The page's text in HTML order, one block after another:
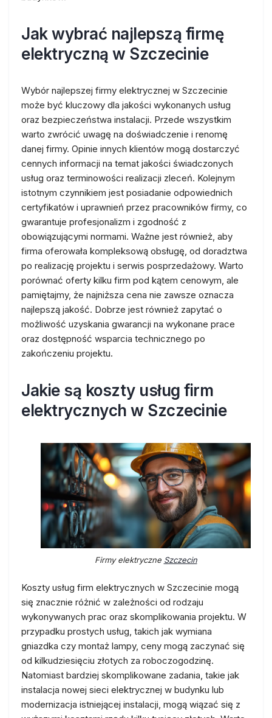
Jak wybrać najlepszą firmę
elektryczną w Szczecinie
Wybór najlepszej firmy elektrycznej w Szczecinie
może być kluczowy dla jakości wykonanych usług
oraz bezpieczeństwa instalacji. Przede wszystkim
warto zwrócić uwagę na doświadczenie i renomę
danej firmy. Opinie innych klientów mogą dostarczyć
cennych informacji na temat jakości świadczonych
usług oraz terminowości realizacji zleceń. Kolejnym
istotnym czynnikiem jest posiadanie odpowiednich
certyfikatów i uprawnień przez pracowników firmy, co
gwarantuje profesjonalizm i zgodność z
obowiązującymi normami. Ważne jest również, aby
firma oferowała kompleksową obsługę, od doradztwa
po realizację projektu i serwis posprzedażowy. Warto
porównać oferty kilku firm pod kątem cenowym, ale
pamiętajmy, że najniższa cena nie zawsze oznacza
najlepszą jakość. Dobrze jest również zapytać o
możliwość uzyskania gwarancji na wykonane prace
oraz dostępność wsparcia technicznego po
zakończeniu projektu.
Jakie są koszty usług firm
elektrycznych w Szczecinie
Firmy elektryczne Szczecin
Koszty usług firm elektrycznych w Szczecinie mogą
się znacznie różnić w zależności od rodzaju
wykonywanych prac oraz skomplikowania projektu. W
przypadku prostych usług, takich jak wymiana
gniazdka czy montaż lampy, ceny mogą zaczynać się
od kilkudziesięciu złotych za roboczogodzinę.
Natomiast bardziej skomplikowane zadania, takie jak
instalacja nowej sieci elektrycznej w budynku lub
modernizacja istniejącej instalacji, mogą wiązać się z